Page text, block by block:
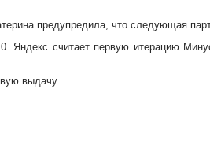
предупредила, что следующая
Яндекс считает первую итерацию